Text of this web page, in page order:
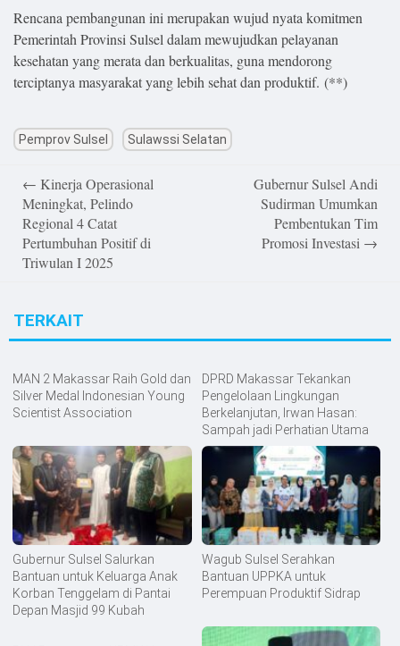
Rencana pembangunan ini merupakan wujud nyata komitmen
Pemerintah Provinsi Sulsel dalam mewujudkan pelayanan
kesehatan yang merata dan berkualitas, guna mendorong
terciptanya masyarakat yang lebih sehat dan produktif. (**)
Pemprov Sulsel Sulawssi Selatan
navigation
← Kinerja Operasional
Meningkat, Pelindo
Regional 4 Catat
Pertumbuhan Positif di
Triwulan I 2025
Gubernur Sulsel Andi
Sudirman Umumkan
Pembentukan Tim
Promosi Investasi →
TERKAIT
MAN 2 Makassar Raih Gold dan
Silver Medal Indonesian Young
Scientist Association
DPRD Makassar Tekankan
Pengelolaan Lingkungan
Berkelanjutan, Irwan Hasan:
Sampah jadi Perhatian Utama
Gubernur Sulsel Salurkan
Bantuan untuk Keluarga Anak
Korban Tenggelam di Pantai
Depan Masjid 99 Kubah
Wagub Sulsel Serahkan
Bantuan UPPKA untuk
Perempuan Produktif Sidrap